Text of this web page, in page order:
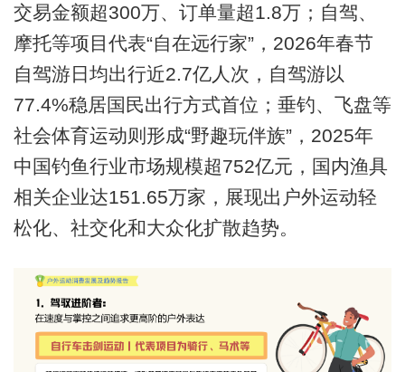
交易金额超300万、订单量超1.8万；自驾、
摩托等项目代表“自在远行家”，2026年春节
自驾游日均出行近2.7亿人次，自驾游以
77.4%稳居国民出行方式首位；垂钓、飞盘等
社会体育运动则形成“野趣玩伴族”，2025年
中国钓鱼行业市场规模超752亿元，国内渔具
相关企业达151.65万家，展现出户外运动轻
松化、社交化和大众化扩散趋势。